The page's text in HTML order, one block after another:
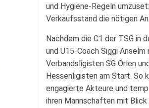
und Hygiene-Regeln
Verkaufsstand die nötigen
Nachdem die C1 der TSG in
und U15-Coach Siggi
Verbandsligisten SG Orlen
Hessenligisten am Start. So
engagierte Akteure und
ihren Mannschaften mit Blick